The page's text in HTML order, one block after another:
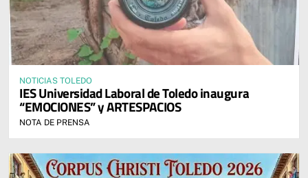
NOTICIAS TOLEDO
IES Universidad Laboral de Toledo inaugura
“EMOCIONES” y ARTESPACIOS
NOTA DE PRENSA